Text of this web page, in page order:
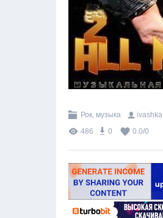
Рок, музыка ivashka
486
0 0.0/0